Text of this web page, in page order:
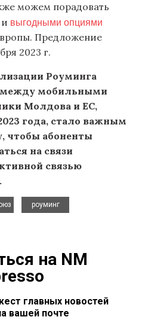
можем порадовать
выгодными опциями
Предложение
2023 г.
Роуминга
между мобильными
Молдова и ЕС,
года, стало важным
чтобы абоненты
на связи
связью
роуминг
на NM
главных новостей
вашей почте